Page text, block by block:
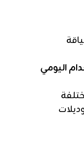
اليومي